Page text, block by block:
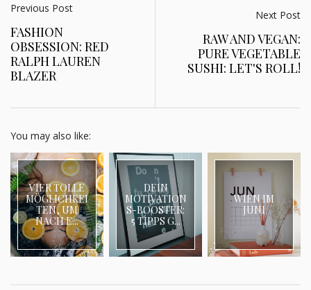
Previous Post
FASHION
OBSESSION: RED
RALPH LAUREN
BLAZER
Next Post
RAW AND VEGAN:
PURE VEGETABLE
SUSHI: LET'S ROLL!
You may also like:
VIER TOLLE
MÖGLICHKEI
TEN, UM
NACH E...
DEIN
MOTIVATION
S-BOOSTER:
5 TIPPS G...
WIEN IM
JUNI